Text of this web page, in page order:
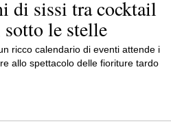
di sissi tra cocktail
le stelle
ricco calendario di eventi attende i
allo spettacolo delle fioriture tardo